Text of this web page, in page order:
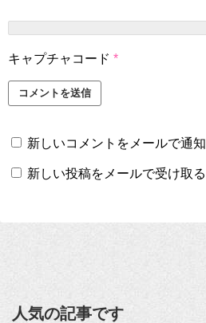
キャプチャコード *
新しいコメントをメールで通知
新しい投稿をメールで受け取る
人気の記事です